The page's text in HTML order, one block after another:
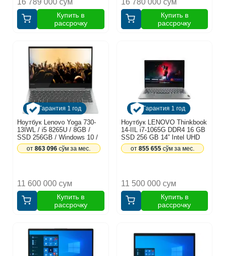
16 789 000 сум
Купить в
рассрочку
16 780 000 сум
Купить в
рассрочку
Гарантия 1 год
Ноутбук Lenovo Yoga 730-
13IWL / i5 8265U / 8GB /
SSD 256GB / Windows 10 /
13.3", серебристый
11 600 000 сум
от863 096 сўм за мес.
Купить в
рассрочку
Гарантия 1 год
Ноутбук LENOVO Thinkbook
14-IIL i7-1065G DDR4 16 GB
SSD 256 GB 14” Intel UHD
Graphics
11 500 000 сум
от 855 655сўм за мес.
Купить в
рассрочку